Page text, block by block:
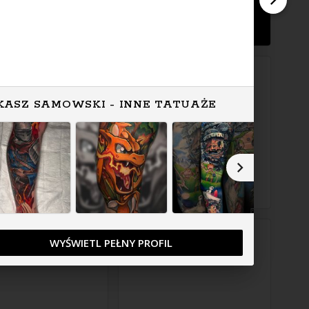
SAMOWSKI - INNE TATUAŻE
WYŚWIETL PEŁNY PROFIL